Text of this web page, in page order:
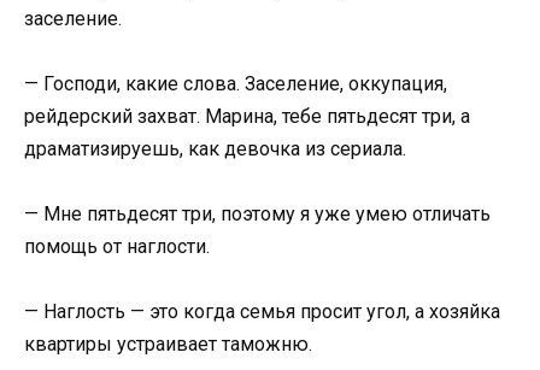
заселение.
— Господи, какие слова. Заселение, оккупация,
рейдерский захват. Марина, тебе пятьдесят три, а
драматизируешь, как девочка из сериала.
— Мне пятьдесят три, поэтому я уже умею отличать
помощь от наглости.
— Наглость — это когда семья просит угол, а хозяйка
квартиры устраивает таможню.